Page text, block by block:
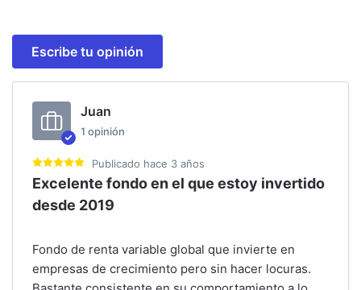
Escribe tu opinión
Juan
1 opinión
Publicado hace 3 años
Excelente fondo en el que estoy invertido
desde 2019
Fondo de renta variable global que invierte en
empresas de crecimiento pero sin hacer locuras.